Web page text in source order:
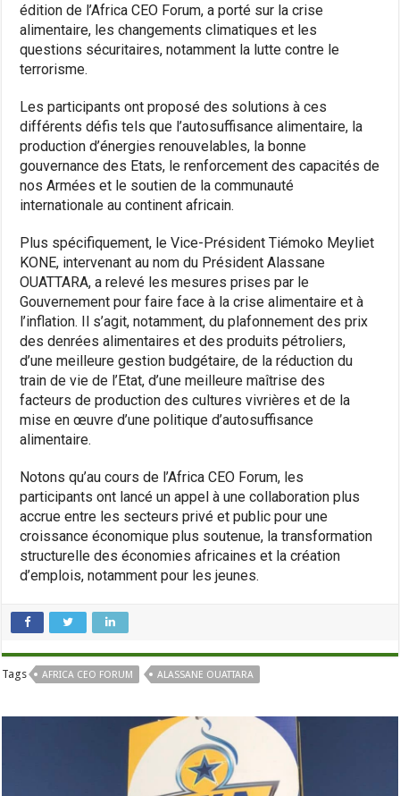
édition de l’Africa CEO Forum, a porté sur la crise
alimentaire, les changements climatiques et les
questions sécuritaires, notamment la lutte contre le
terrorisme.
Les participants ont proposé des solutions à ces
différents défis tels que l’autosuffisance alimentaire, la
production d’énergies renouvelables, la bonne
gouvernance des Etats, le renforcement des capacités de
nos Armées et le soutien de la communauté
internationale au continent africain.
Plus spécifiquement, le Vice-Président Tiémoko Meyliet
KONE, intervenant au nom du Président Alassane
OUATTARA, a relevé les mesures prises par le
Gouvernement pour faire face à la crise alimentaire et à
l’inflation. Il s’agit, notamment, du plafonnement des prix
des denrées alimentaires et des produits pétroliers,
d’une meilleure gestion budgétaire, de la réduction du
train de vie de l’Etat, d’une meilleure maîtrise des
facteurs de production des cultures vivrières et de la
mise en œuvre d’une politique d’autosuffisance
alimentaire.
Notons qu’au cours de l’Africa CEO Forum, les
participants ont lancé un appel à une collaboration plus
accrue entre les secteurs privé et public pour une
croissance économique plus soutenue, la transformation
structurelle des économies africaines et la création
d’emplois, notamment pour les jeunes.
Tags AFRICA CEO FORUM ALASSANE OUATTARA